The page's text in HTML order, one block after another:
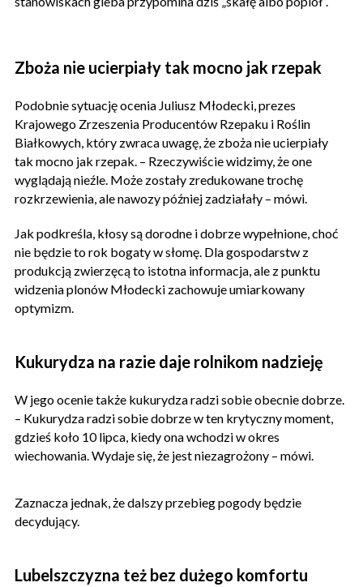
Zboża nie ucierpiały tak mocno jak rzepak
Podobnie sytuację ocenia Juliusz Młodecki, prezes
Krajowego Zrzeszenia Producentów Rzepaku i Roślin
Białkowych, który zwraca uwagę, że zboża nie ucierpiały
tak mocno jak rzepak. – Rzeczywiście widzimy, że one
wyglądają nieźle. Może zostały zredukowane trochę
rozkrzewienia, ale nawozy później zadziałały – mówi.
Jak podkreśla, kłosy są dorodne i dobrze wypełnione, choć
nie będzie to rok bogaty w słomę. Dla gospodarstw z
produkcją zwierzęcą to istotna informacja, ale z punktu
widzenia plonów Młodecki zachowuje umiarkowany
optymizm.
Kukurydza na razie daje rolnikom nadzieję
W jego ocenie także kukurydza radzi sobie obecnie dobrze.
– Kukurydza radzi sobie dobrze w ten krytyczny moment,
gdzieś koło 10 lipca, kiedy ona wchodzi w okres
wiechowania. Wydaje się, że jest niezagrożony – mówi.
Zaznacza jednak, że dalszy przebieg pogody będzie
decydujący.
Lubelszczyzna też bez dużego komfortu